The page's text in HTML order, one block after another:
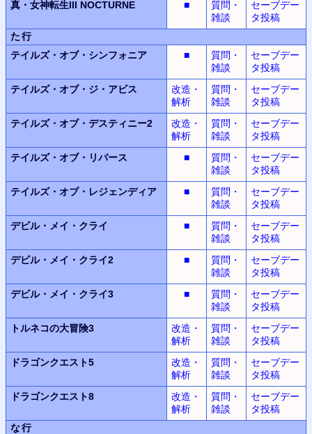
真・女神転生III NOCTURNE ■
質問・
雑談
セーブデー
タ投稿
た行
テイルズ・オブ・シンフォニア
■
質問・
雑談
セーブデー
タ投稿
テイルズ・オブ・ジ・アビス
改造・
解析
質問・
雑談
セーブデー
タ投稿
テイルズ・オブ・デスティニー2
改造・
解析
質問・
雑談
セーブデー
タ投稿
テイルズ・オブ・リバース
■
質問・
雑談
セーブデー
タ投稿
テイルズ・オブ・レジェンディア
■
質問・
雑談
セーブデー
タ投稿
デビル・メイ・クライ
■
質問・
雑談
セーブデー
タ投稿
デビル・メイ・クライ2
■
質問・
雑談
セーブデー
タ投稿
デビル・メイ・クライ3
■
質問・
雑談
セーブデー
タ投稿
トルネコの大冒険3
改造・
解析
質問・
雑談
セーブデー
タ投稿
ドラゴンクエスト5
改造・
解析
質問・
雑談
セーブデー
タ投稿
ドラゴンクエスト8
改造・
解析
質問・
雑談
セーブデー
タ投稿
な行